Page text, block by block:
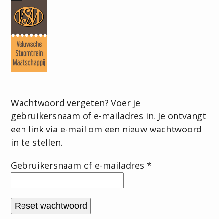
content
Open
mobile
menu
Close
mobile
menu
Wachtwoord vergeten? Voer je
gebruikersnaam of e-mailadres in. Je ontvangt
een link via e-mail om een nieuw wachtwoord
in te stellen.
Gebruikersnaam of e-mailadres*
Reset wachtwoord